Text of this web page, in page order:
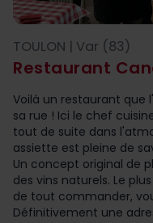
Restaurant
TOULON | Var (83)
Voilà un restaurant que
sa rue ! Ici le chef
tout de suite dans
assiette est pleine de
Un concept original de
des vins naturels. Le
de tout commander,
Définitivement une